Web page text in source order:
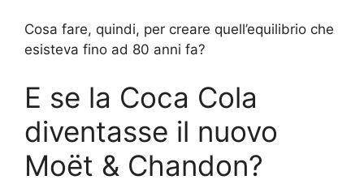
Cosa fare, quindi, per creare quell’equilibrio che
esisteva fino ad 80 anni fa?
E se la Coca Cola
diventasse il nuovo
Moët & Chandon?